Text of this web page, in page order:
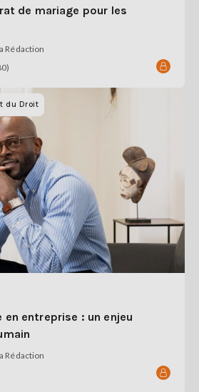
de mariage pour les
Rédaction
du Droit
en entreprise : un enjeu
Rédaction